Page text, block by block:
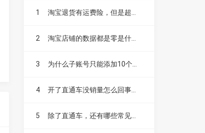
1
2 淘宝店铺的数据都是零是什么原因导致的呢？
3
4 开了直通车没销量怎么回事？如何开车才不会白烧钱？
5 除了直通车，还有哪些常见的付费推广方式？